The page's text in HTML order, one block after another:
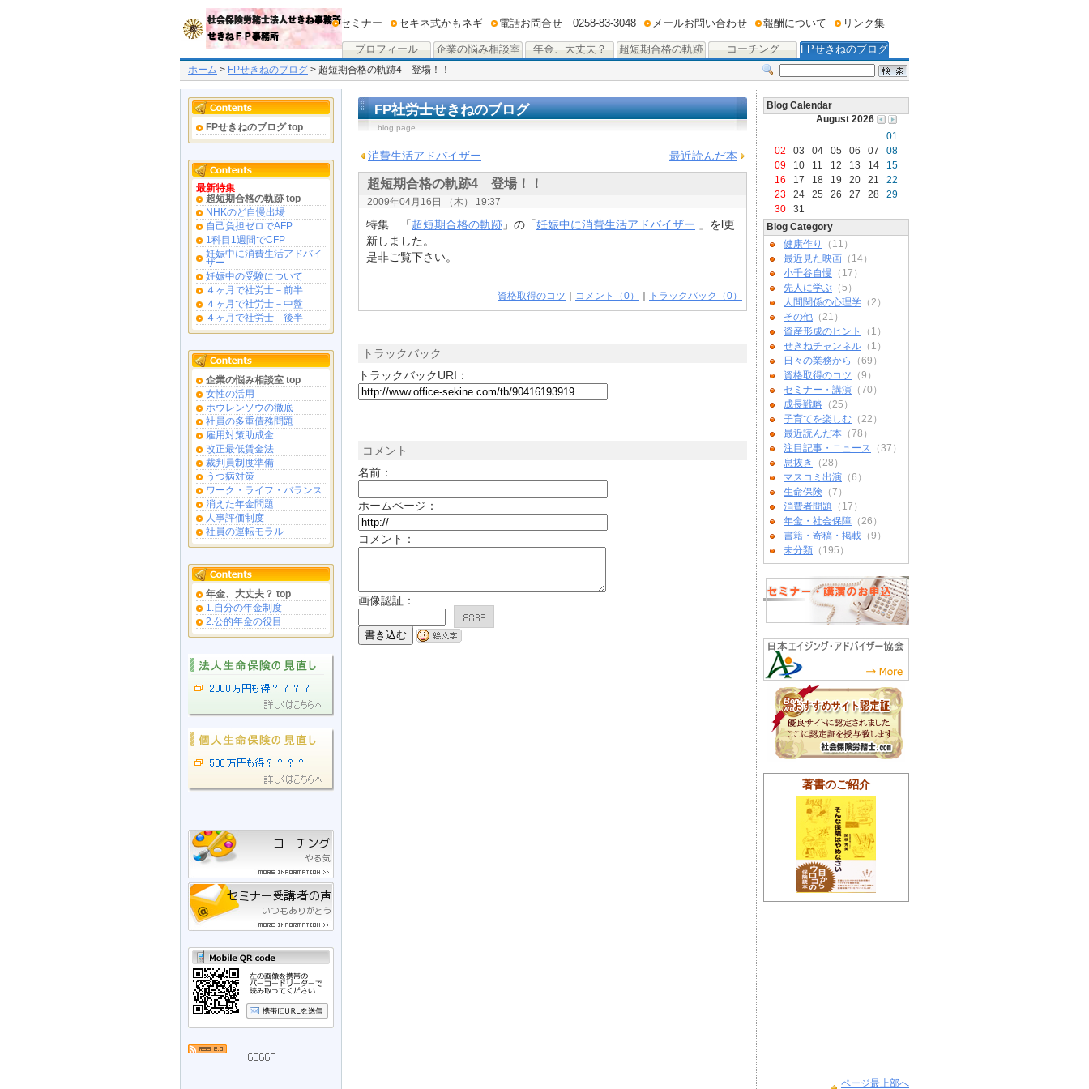
プロフィール 企業の悩み相談室 年金、大丈夫？ 超短期合格の軌跡 コーチング FPせきねのブログ
セミナー セキネ式かもネギ 電話お問合せ 0258-83-3048 メールお問い合わせ 報酬について リンク集
ホーム > FPせきねのブログ > 超短期合格の軌跡4 登場！！
FPせきねのブログ top
最新特集
超短期合格の軌跡 top
NHKのど自慢出場
自己負担ゼロでAFP
1科目1週間でCFP
妊娠中に消費生活アドバイ
ザー
妊娠中の受験について
４ヶ月で社労士－前半
４ヶ月で社労士－中盤
４ヶ月で社労士－後半
企業の悩み相談室 top
女性の活用
ホウレンソウの徹底
社員の多重債務問題
雇用対策助成金
改正最低賃金法
裁判員制度準備
うつ病対策
ワーク・ライフ・バランス
消えた年金問題
人事評価制度
社員の運転モラル
年金、大丈夫？ top
1.自分の年金制度
2.公的年金の役目
FP社労士せきねのブログ
blog page
消費生活アドバイザー 最近読んだ本
超短期合格の軌跡4 登場！！
2009年04月16日 （木） 19:37
特集 「超短期合格の軌跡 」の「妊娠中に消費生活アドバイザー 」をl更
新しました。
是非ご覧下さい。
資格取得のコツ コメント（0） トラックバック（0）
トラックバック
トラックバックURI：
コメント
名前：
ホームページ：
コメント：
画像認証：
Blog Calendar
August 2026
01
02
03 04 05 06 07
08
09
10 11 12 13 14
15
16
17 18 19 20 21
22
23
24 25 26 27 28
29
30
31
Blog Category
健康作り
（11）
最近見た映画 （14）
小千谷自慢 （17）
先人に学ぶ （5）
人間関係の心理学 （2）
その他 （21）
資産形成のヒント
（1）
せきねチャンネル （1）
日々の業務から
（69）
資格取得のコツ （9）
セミナー・講演 （70）
成長戦略 （25）
子育てを楽しむ （22）
最近読んだ本 （78）
注目記事・ニュース
（37）
息抜き
（28）
マスコミ出演 （6）
生命保険 （7）
消費者問題
（17）
年金・社会保障 （26）
書籍・寄稿・掲載 （9）
未分類 （195）
著書のご紹介
ページ最上部へ